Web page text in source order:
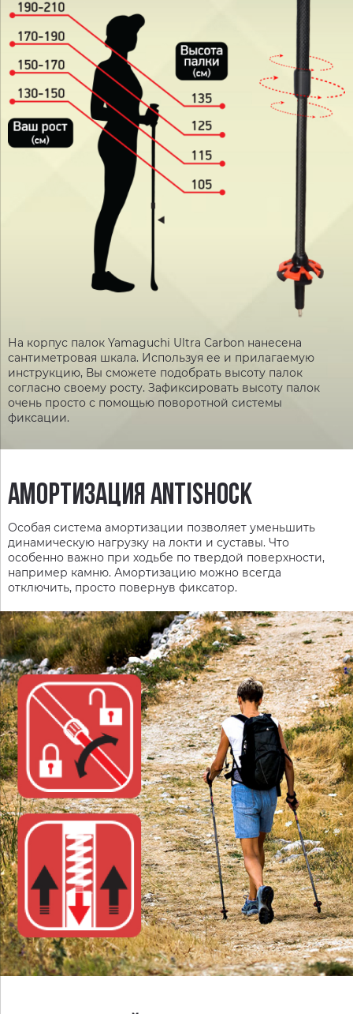
На корпус палок Yamaguchi Ultra Carbon нанесена
сантиметровая шкала. Используя ее и прилагаемую
инструкцию, Вы сможете подобрать высоту палок
согласно своему росту. Зафиксировать высоту палок
очень просто с помощью поворотной системы
фиксации.
АМОРТИЗАЦИЯ ANTISHOCK
Особая система амортизации позволяет уменьшить
динамическую нагрузку на локти и суставы. Что
особенно важно при ходьбе по твердой поверхности,
например камню. Амортизацию можно всегда
отключить, просто повернув фиксатор.